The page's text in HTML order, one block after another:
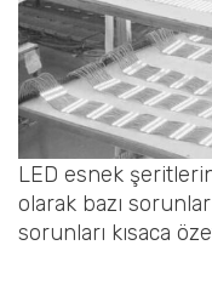
LED esnek
olarak bazı
sorunları kısaca